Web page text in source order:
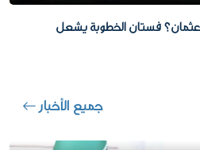
فستان الخطوبة يشعل
جميع الأخبار